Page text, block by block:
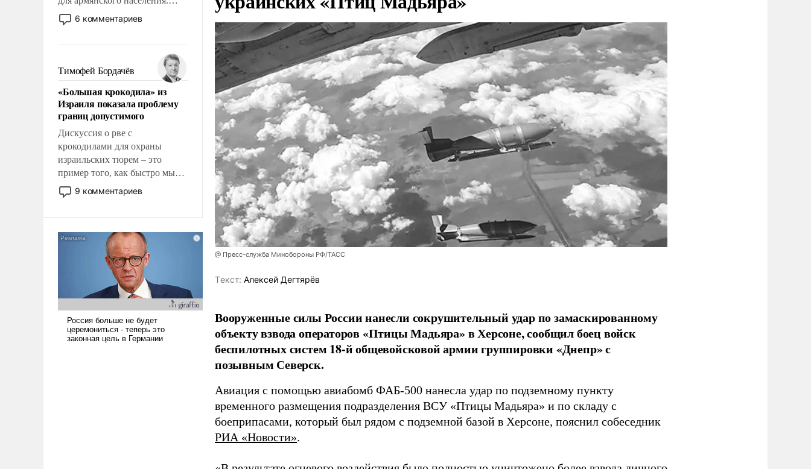
Мир, где этому населению все
должны просто по
политические прожекты будут
беспрекословно оплачиваться
за счет российских
налогоплательщиков и где за
свои поступки не нужно
отвечать.
6 комментариев
Тимофей Бордачёв
«Большая крокодила» из
Израиля показала проблему
границ допустимого
Дискуссия о рве с
крокодилами для охраны
израильских тюрем – это
пример того, как быстро мы
двигаемся по пути
революционных изменений.
псевдонаучной фантастики,
стало всерьез обсуждаемой
9 комментариев
@ Пресс-служба Минобороны РФ/ТАСС
Tекст: Алексей Дегтярёв
Вооруженные силы России нанесли сокрушительный удар по замаскированному
объекту взвода операторов «Птицы Мадьяра» в Херсоне, сообщил боец войск
беспилотных систем 18-й общевойсковой армии группировки «Днепр» с
позывным Северск.
Авиация с помощью авиабомб ФАБ-500 нанесла удар по подземному пункту
временного размещения подразделения ВСУ «Птицы Мадьяра» и по складу с
боеприпасами, который был рядом с подземной базой в Херсоне, пояснил собеседник
РИА «Новости».